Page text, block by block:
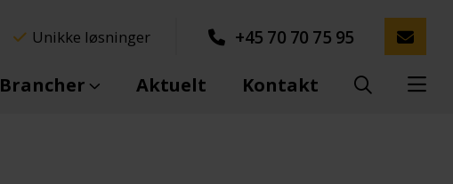
Unikke løsninger +45 70 70 75 95
Brancher Aktuelt Kontakt